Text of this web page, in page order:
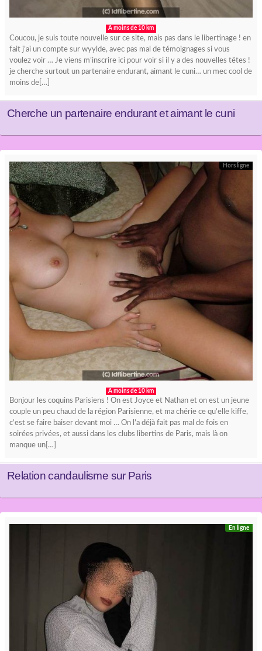
A moins de 10 km
Coucou, je suis toute nouvelle sur ce site, mais pas dans le libertinage ! en
fait j’ai un compte sur wyylde, avec pas mal de témoignages si vous
voulez voir … Je viens m’inscrire ici pour voir si il y a des nouvelles têtes !
je cherche surtout un partenaire endurant, aimant le cuni… un mec cool de
moins de[…]
Cherche un partenaire endurant et aimant le cuni
Hors ligne
A moins de 10 km
Bonjour les coquins Parisiens ! On est Joyce et Nathan et on est un jeune
couple un peu chaud de la région Parisienne, et ma chérie ce qu’elle kiffe,
c’est se faire baiser devant moi … On l’a déjà fait pas mal de fois en
soirées privées, et aussi dans les clubs libertins de Paris, mais là on
manque un[…]
Relation candaulisme sur Paris
En ligne